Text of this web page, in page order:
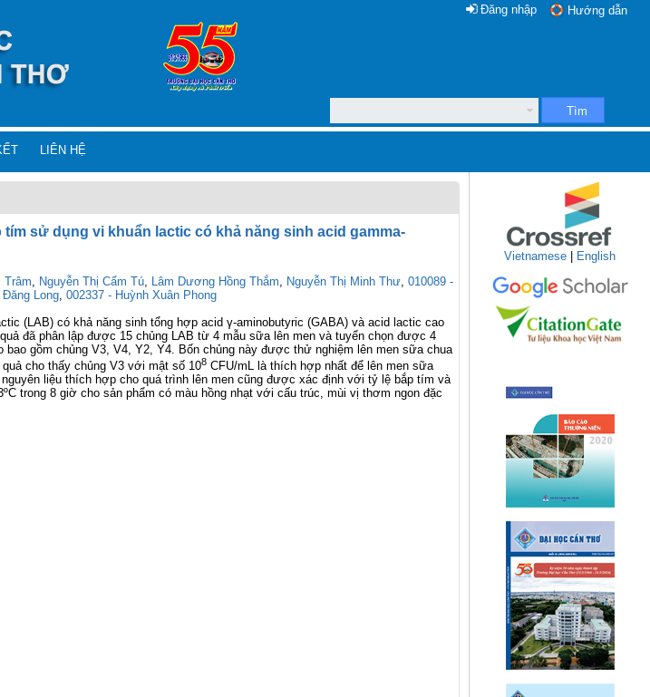
Hướng dẫn
Đăng nhập
Tìm
LIÊN HỆ
sử dụng vi khuẩn lactic có khả năng sinh acid gamma-
Trâm, Nguyễn Thị Cẩm Tú, Lâm Dương Hồng Thắm, Nguyễn Thị Minh Thư, 010089 -
Đăng Long, 002337 - Huỳnh Xuân Phong
(LAB) có khả năng sinh tổng hợp acid γ-aminobutyric (GABA) và acid lactic cao
đã phân lập được 15 chủng LAB từ 4 mẫu sữa lên men và tuyển chọn được 4
gồm chủng V3, V4, Y2, Y4. Bốn chủng này được thử nghiệm lên men sữa chua
cho thấy chủng V3 với mật số 108 CFU/mL là thích hợp nhất để lên men sữa
liệu thích hợp cho quá trình lên men cũng được xác định với tỷ lệ bắp tím và
trong 8 giờ cho sản phẩm có màu hồng nhạt với cấu trúc, mùi vị thơm ngon đặc
Vietnamese English